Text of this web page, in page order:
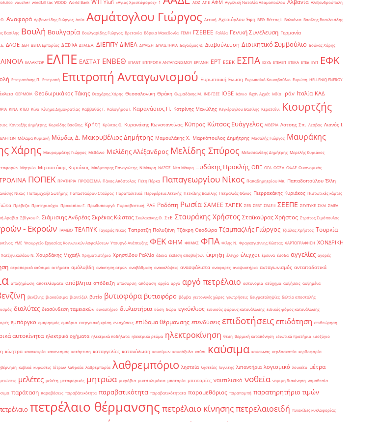
voucher windfall tax WOOD World Bank WTI Yiufi «Άγιος Χριστόφορος» ΄1 ΑΟΖ ΑΠΕ ΑΦΜ Αγγελική Ναταλία Αδαμοπούλου Αλβανία Αλεξανδρούπολη
Αναφορά Αρβανιτίδης Γιώργος Ασία Ασμάτογλου Γιώργος Αττική Αχτσιόγλου Έφη ΒΕΘ Βέττας Ι. Βαλκάνια Βασίλης Βασιλειάδης
Βασίλης Βουλή Βουλγαρία Βουλγαρίδης Γιώργος Βρετανία Βόρεια Μακεδονία ΓΕΜΗ ΓΣΕΒΕΕ Γαλλία Γενική Συνέλευση Γερμανία
ΔΑΟΕ ΔΕΗ ΔΕΠΑ Εμπορίας ΔΕΣΦΑ ΔΙ.Μ.Ε.Α. ΔΙΕΠΠΥ ΔΙΜΕΑ ΔΙΥΛΙΣΗ ΔΙΥΛΙΣΤΗΡΙΑ Δαγούμας Θ. Διαβούλευση Διοικητικό Συμβούλιο Δούκας Χάρης
ΕΛΛΑΚΤΩΡ ΕΛΠΕ ΕΛΣΤΑΤ ΕΝΒΕΘ ΕΠΑΝΤ ΕΠΙΤΡΟΠΗ ΑΝΤΑΓΩΝΙΣΜΟΥ ΕΡΓΑΝΗ ΕΡΤ ΕΣΕΚ ΕΣΠΑ ΕΣΥΔ ΕΤΕΑΕΠ ΕΤΕΚΑ ΕΤΕπ ΕΥΠ ΕΦΚ
Επιτροπάκης Π. Επιτροπή Επιτροπή Ανταγωνισμού Ευρωπαϊκή Ένωση Ευρωπαϊκό Κοινοβούλιο Ευρώπη ΗELLENiQ ENERGY
ΘΕΡΜΟΙΛ Θεοδωρικάκος Τάκης Θεοχάρης Χάρης Θεσσαλονίκη Θράκη Θωμαδάκης Μ. ΙΝΕ-ΓΣΕΕ ΙΟΒΕ Ικόνιο Ιλχάν Αχμέτ Ινδία Ιράν Ιταλία ΚΑΔ
ΚΙΝΑ ΚΤΕΟ Κίνα Κίνημα Δημοκρατίας Καββαθάς Γ. Καλογήρου Ι. Καρανάσιος Π. Κατρίνης Μανώλης Κεγκέρογλου Βασίλης Κερατσίνι
Κιουρτζής
Κονταξής Δημήτρης Κορκίδης Βασίλης Κρήτη Κρίντας Θ. Κυρανάκης Κωνσταντίνος Κύπρος Κώτσος Ευάγγελος ΛΙΒΕΡΙΑ Λάτσης Σπ. Λέσβος Λιανός Ι.
Μάλαμα Κυριακή Μάρδας Δ. Μακρυβέλιος Δημήτρης Μαμουλάκης Χ. Μαρκόπουλος Δημήτρης Μασαλής Γιώργος Μαυράκης
Χάρης Μαυρομμάτης Γιώργος Μεθάνιο Μελίδης Αλέξανδρος Μελίδης Σπύρος Μελισσανίδης Δημήτρης Μερελής Κυριάκος
Μητρώο Μητσοτάκης Κυριάκος Μπόμπορης Παναγιώτης Ν.Μάκρη ΝΑΞΟΣ Νέα Μάκρη Ξυδάκης Ηρακλής ΟΒΕ ΟΓΑ ΟΟΣΑ ΟΦΑΕ Οικονομικός
ΠΟΠΕΚ ΠΡΑΤΗΡΙΑ ΠΡΟΘΕΣΜΙΑ Πάνας Απόστολος Πέτη Πέρκα Παπαγεωργίου Νίκος Παπαδημητρίου Μπ. Παπαδοπούλου Έλλη
Νίκος Παπαμιχαήλ Σωτήρης Παπασταύρου Σταύρος Παραπολιτικά Περιφέρεια Αττικής Πετκίδης Βασίλης Πετραλιάς Θάνος Πιερρακάκης Κυριάκος Πιστωτικές κάρτες
Πρέβεζα Πρατηριούχοι Προκοπίου Γ. Πρωθυπουργό Πυροσβεστική ΡΑΕ Ροδόπη Ρωσία ΣΑΜΕΕ ΣΑΠΕΚ ΣΕΒ ΣΕΒΤ ΣΕΔΕ ΙΙ ΣΕΕΠΕ ΣΕΥΠΥΚΕ ΣΚΑΙ ΣΜΕΑ
Αραβία Σβίγκου Ρ. Σιάμισιης Ανδρέας Σκρέκας Κώστας Σκυλακάκης Θ. ΣτΕ Σταυράκης Χρήστος Σταϊκούρας Χρήστος Στράτος Σιμόπουλος
- Εκροών ΤΑΜΕΙΟ ΤΕΑΠΥΚ Ταγαράς Νίκος Ταπρατζή Πολυξένη Τζάκρη Θεοδώρα Τζαμπαζλής Γιώργος Τζιόλας Χρήστος Τουρκία
ΥΜΕ Υπουργείο Εργασίας Κοινωνικών Ασφαλίσεων Υπουργό Ανάπτυξης ΦΕΚ ΦΗΜ ΦΗΜΑΣ ΦΠΑ Φίλης Ν. Φραγκογιάννης Κώστας ΧΑΡΤΟΓΡΑΦΗΣΗ ΧΟΝΔΡΙΚΗ
Χατζηνικολάου Ν. Χουρδάκης Μιχαήλ Χρηματιστήριο Χρηστίδου Ραλλία άδεια έκθεση αποβλήτων έκρηξη έλεγχο έλεγχοι έρευνα έσοδα αγγελίες αγορές
αεροπορικά καύσιμα αιτήματα αμόλυβδη ανάκτηση ατμών αναβάθμιση ανακαλύψεις ανασφάλιστα αναφορές αναψυκτήρια ανταγωνισμός ανταποδοτικά
αποζημίωση αποτελέσματα απόβλητα απόδειξη απόσυρση απόφαση αργία αργό αργό πετρέλαιο αστυνομία ατύχημα αυξήσεις αυξημένα
βενζίνης βιοκαύσιμα βιοντίζελ βυτίο βυτιοφόρα βυτιοφόρο βόμβα γειτονικές χώρες γεωτρήσεις δειγματοληψίες δελτίο αποστολής
διαλύτες διασύνδεση ταμειακών δικαστήριο διυλιστήρια δόση δώρα εγκύκλιος ειδικούς φόρους κατανάλωσης ειδικός φόρος κατανάλωσης
εμπάργκο εμπρησμός εμπόριο ενεργειακή κρίση ενισχύσεις επίδομα θέρμανσης επενδύσεις επιδοτήσεις επιδότηση επιθεώρηση
αυτοκίνητα ηλεκτρικά οχήματα ηλεκτρικά ποδήλατα ηλεκτρικό ρεύμα ηλεκτροκίνηση θέση θερμική καταπόνηση ιδιωτικά πρατήρια ισοζύγιο
κίνητρα κακοκαιρία κανονισμός κατάρτιση καταγγελίες κατανάλωση καυσίμων καυσόξυλα καύσι καύσιμα καύσωνας κερδοσκοπία κερδοφορία
κυβικά κυρώσεις λίτρων λαθραία λαθρεμπορία λαθρεμπόριο ληστεία ληστείες λιγνίτης λιπαντήρια λογισμικό λουκέτο μέτρα
μειώσεις μελέτες μελέτη μεταφορικές μητρώα μικρόβια μικτά κλιμάκια μπαταρία μπαταρίες ναυτιλιακό νοθεία νομιμη διακίνηση νομοθεσία
παράταση παραβάσεις παραβάτικότητα παραβατικότητα παραβατικότητατα παραμεθόριος παραπομπή παρατηρητήριο τιμών
πετρέλαιο θέρμανσης πετρέλαιο κίνησηςπετρελαιοειδή πινακίδες κυκλοφορίας